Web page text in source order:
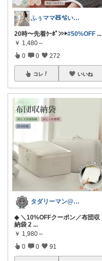
ふぅママ🧸🫧いつも有難うございます
20時〜先着ｸｰﾎﾟﾝ▷▶︎#50%OFF ...
￥ 1,480～
0 0 272
コレ いいね
タダリーマン@はてなブロガー
◆ ＼10%OFFクーポン／布団収
納袋 2 ...
￥ 1,980～
0 0 91